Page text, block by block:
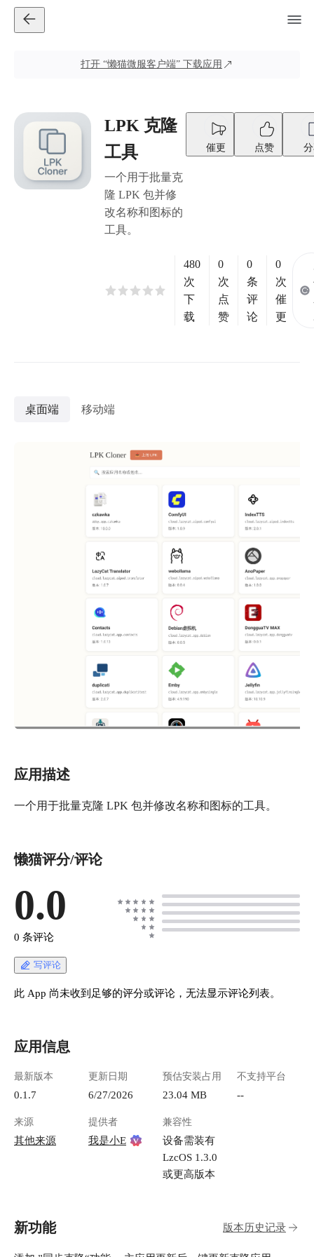
打开 “懒猫微服客户端” 下载应用
LPK 克隆
工具
一个用于批量克
隆 LPK 包并修
改名称和图标的
工具。
催更 点赞
480
次
下
载
0
次
点
赞
0
条
评
论
0
次
催
更
桌面端 移动端
应用描述
一个用于批量克隆 LPK 包并修改名称和图标的工具。
懒猫评分/评论
0.0
0 条评论
写评论
此 App 尚未收到足够的评分或评论，无法显示评论列表。
应用信息
最新版本
0.1.7
更新日期
6/27/2026
预估安装占用
23.04 MB
不支持平台
--
来源
其他来源
提供者
我是小E
兼容性
设备需装有
LzcOS 1.3.0
或更高版本
新功能 版本历史记录